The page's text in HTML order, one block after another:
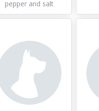
pepper and salt